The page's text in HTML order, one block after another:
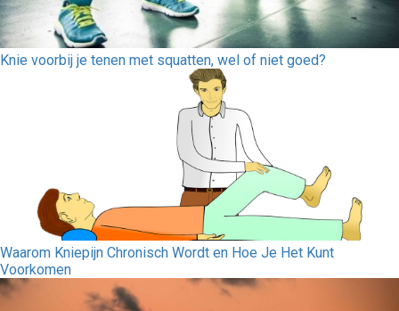
Knie voorbij je tenen met squatten, wel of niet goed?
Waarom Kniepijn Chronisch Wordt en Hoe Je Het Kunt
Voorkomen